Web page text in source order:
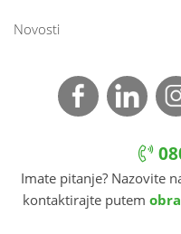
Novosti
Imate pitanje? Nazovite
kontaktirajte putem